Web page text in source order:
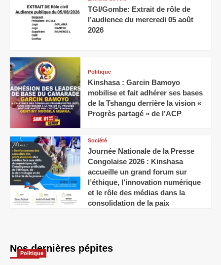
TGI/Gombe: Extrait de rôle de
l’audience du mercredi 05 août
2026
Politique
Kinshasa : Garcin Bamoyo
mobilise et fait adhérer ses bases
de la Tshangu derrière la vision «
Progrès partagé » de l’ACP
Société
Journée Nationale de la Presse
Congolaise 2026 : Kinshasa
accueille un grand forum sur
l’éthique, l’innovation numérique
et le rôle des médias dans la
consolidation de la paix
Nos dernières pépites
Politique